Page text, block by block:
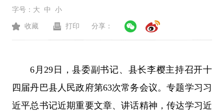
字号： 大 中 小
收藏 打印 分享：
6月29日，县委副书记、县长李樱主持召开十
四届丹巴县人民政府第63次常务会议。专题学习习
近平总书记近期重要文章、讲话精神，传达学习近